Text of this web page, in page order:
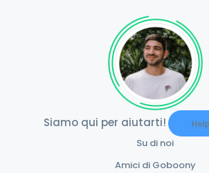
Siamo qui per aiutarti!
Su di noi
Amici di Goboony